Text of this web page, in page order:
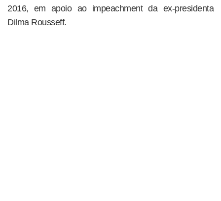
2016, em apoio ao impeachment da ex-presidenta
Dilma Rousseff.